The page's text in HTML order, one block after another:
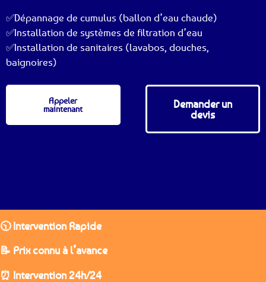
✅Dépannage de cumulus (ballon d’eau chaude)
✅Installation de systèmes de filtration d’eau
✅Installation de sanitaires (lavabos, douches,
baignoires)
Appeler
maintenant
Demander un
devis
🕥 Intervention Rapide
📝 Prix connu à l’avance
⏰ Intervention 24h/24